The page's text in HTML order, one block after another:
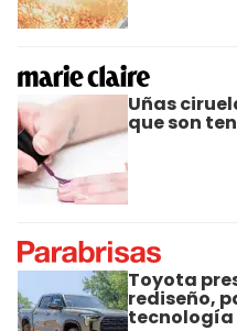
Uñas
que son
Toyota
rediseño,
tecnología